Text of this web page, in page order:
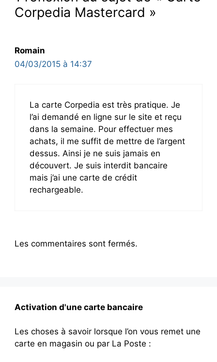
Corpedia Mastercard »
Romain
04/03/2015 à 14:37
La carte Corpedia est très pratique. Je
l’ai demandé en ligne sur le site et reçu
dans la semaine. Pour effectuer mes
achats, il me suffit de mettre de l’argent
dessus. Ainsi je ne suis jamais en
découvert. Je suis interdit bancaire
mais j’ai une carte de crédit
rechargeable.
Les commentaires sont fermés.
Activation d'une carte bancaire
Les choses à savoir lorsque l’on vous remet une
carte en magasin ou par La Poste :